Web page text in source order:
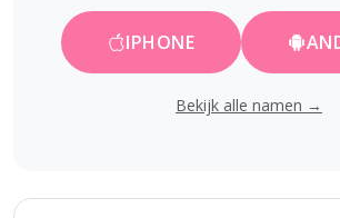
IPHONE
Bekijk alle namen →